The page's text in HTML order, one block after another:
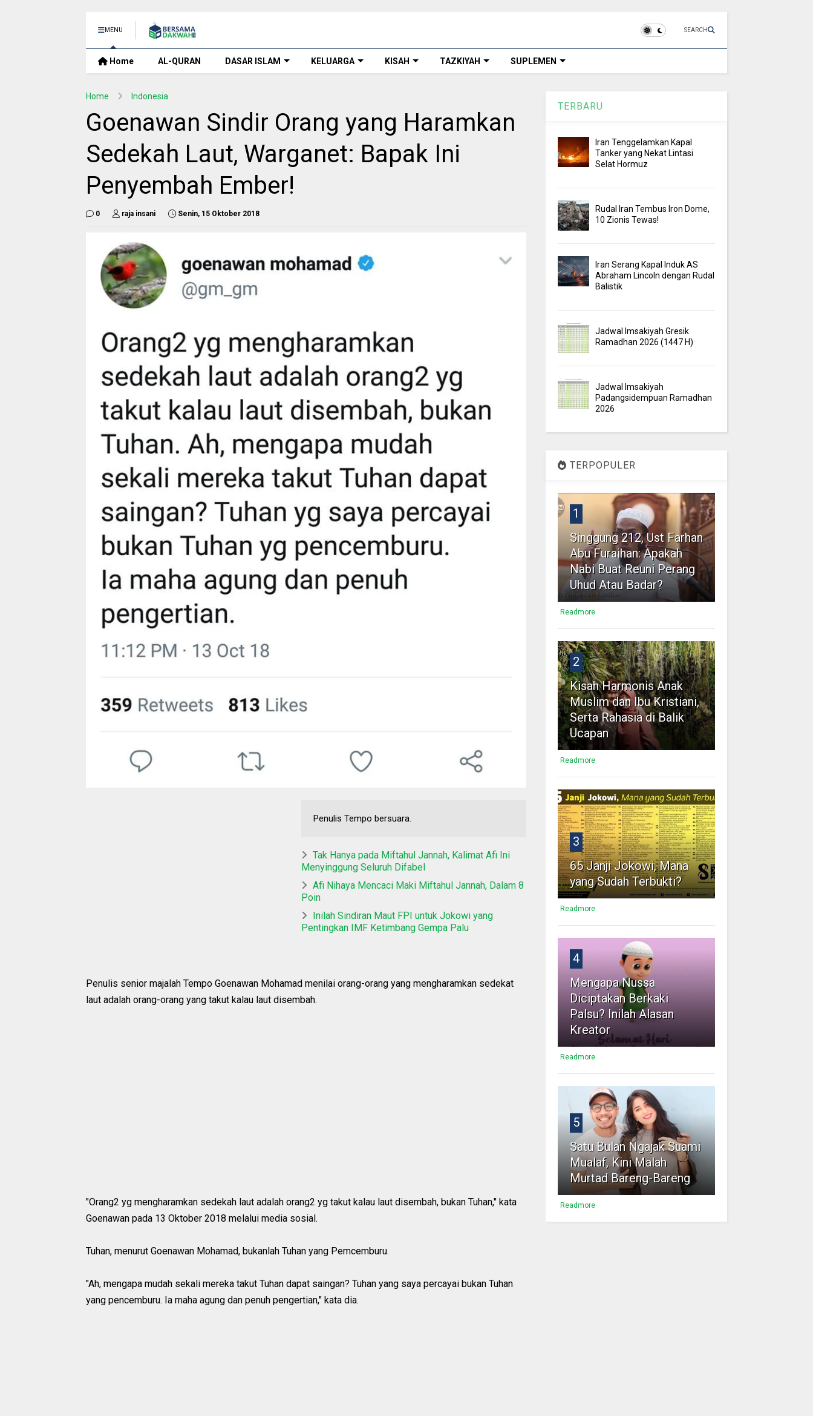
MENU SEARCH
Home AL-QURAN DASAR ISLAM KELUARGA KISAH TAZKIYAH SUPLEMEN
Home Indonesia
Goenawan Sindir Orang yang Haramkan
Sedekah Laut, Warganet: Bapak Ini
Penyembah Ember!
0 raja insani Senin, 15 Oktober 2018
Penulis Tempo bersuara.
Tak Hanya pada Miftahul Jannah, Kalimat Afi Ini
Menyinggung Seluruh Difabel
Afi Nihaya Mencaci Maki Miftahul Jannah, Dalam 8
Poin
Inilah Sindiran Maut FPI untuk Jokowi yang
Pentingkan IMF Ketimbang Gempa Palu
Penulis senior majalah Tempo Goenawan Mohamad menilai orang-orang yang mengharamkan sedekat
laut adalah orang-orang yang takut kalau laut disembah.
"Orang2 yg mengharamkan sedekah laut adalah orang2 yg takut kalau laut disembah, bukan Tuhan," kata
Goenawan pada 13 Oktober 2018 melalui media sosial.
Tuhan, menurut Goenawan Mohamad, bukanlah Tuhan yang Pemcemburu.
"Ah, mengapa mudah sekali mereka takut Tuhan dapat saingan? Tuhan yang saya percayai bukan Tuhan
yang pencemburu. Ia maha agung dan penuh pengertian," kata dia.
TERBARU
Iran Tenggelamkan Kapal
Tanker yang Nekat Lintasi
Selat Hormuz
Rudal Iran Tembus Iron Dome,
10 Zionis Tewas!
Iran Serang Kapal Induk AS
Abraham Lincoln dengan Rudal
Balistik
Jadwal Imsakiyah Gresik
Ramadhan 2026 (1447 H)
Jadwal Imsakiyah
Padangsidempuan Ramadhan
2026
TERPOPULER
1
Singgung 212, Ust Farhan
Abu Furaihan: Apakah
Nabi Buat Reuni Perang
Uhud Atau Badar?
Readmore
2
Kisah Harmonis Anak
Muslim dan Ibu Kristiani,
Serta Rahasia di Balik
Ucapan
Readmore
3
65 Janji Jokowi, Mana
yang Sudah Terbukti?
Readmore
4
Mengapa Nussa
Diciptakan Berkaki
Palsu? Inilah Alasan
Kreator
Readmore
5
Satu Bulan Ngajak Suami
Mualaf, Kini Malah
Murtad Bareng-Bareng
Readmore